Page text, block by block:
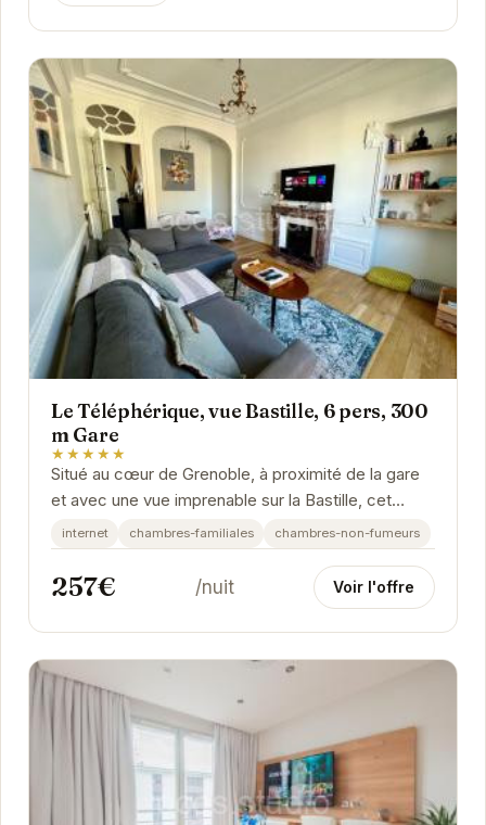
Le Téléphérique, vue Bastille, 6 pers, 300
m Gare
★★★★★
Situé au cœur de Grenoble, à proximité de la gare
et avec une vue imprenable sur la Bastille, cet
appartement offre un cadre idéal pour explorer...
internet chambres-familiales chambres-non-fumeurs
257€ /nuit Voir l'offre